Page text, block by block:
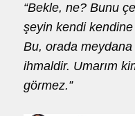
“Bekle, ne? Bunu
şeyin kendi
Bu, orada meydana
ihmaldir. Umarım
görmez.”